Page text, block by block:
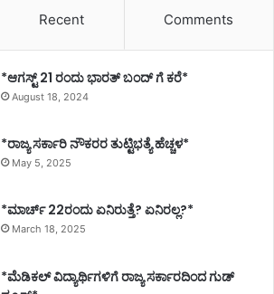
Recent Comments
*ಆಗಸ್ಟ್ 21 ರಂದು ಭಾರತ್‌ ಬಂದ್‌ ಗೆ ಕರೆ*
August 18, 2024
*ರಾಜ್ಯ ಸರ್ಕಾರಿ ನೌಕರರ ತುಟ್ಟಿಭತ್ಯೆ ಹೆಚ್ಚಳ*
May 5, 2025
*ಮಾರ್ಚ್ 22ರಂದು ಏನಿರುತ್ತೆ? ಏನಿರಲ್ಲ?*
March 18, 2025
*ಮೆಡಿಕಲ್ ವಿದ್ಯಾರ್ಥಿಗಳಿಗೆ ರಾಜ್ಯ ಸರ್ಕಾರದಿಂದ ಗುಡ್